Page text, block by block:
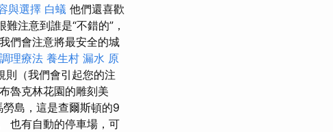
與選擇 白蟻 他們還喜歡
注意到誰是“不錯的”，
們會注意將最安全的城
理療法 養生村 漏水 原
則（我們會引起您的注
魯克林花園的雕刻美
島，這是查爾斯頓的9
也有自動的停車場，可